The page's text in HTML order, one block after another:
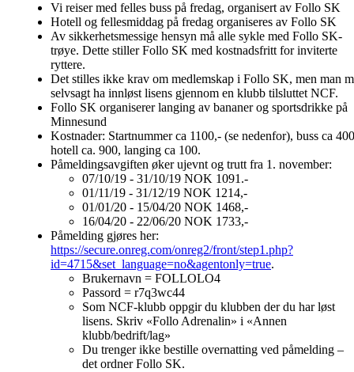
Vi reiser med felles buss på fredag, organisert av Follo SK
Hotell og fellesmiddag på fredag organiseres av Follo SK
Av sikkerhetsmessige hensyn må alle sykle med Follo SK-
trøye. Dette stiller Follo SK med kostnadsfritt for inviterte
ryttere.
Det stilles ikke krav om medlemskap i Follo SK, men man
selvsagt ha innløst lisens gjennom en klubb tilsluttet NCF.
Follo SK organiserer langing av bananer og sportsdrikke på
Minnesund
Kostnader: Startnummer ca 1100,- (se nedenfor), buss ca
hotell ca. 900, langing ca 100.
Påmeldingsavgiften øker ujevnt og trutt fra 1. november:
07/10/19 - 31/10/19 NOK 1091.-
01/11/19 - 31/12/19 NOK 1214,-
01/01/20 - 15/04/20 NOK 1468,-
16/04/20 - 22/06/20 NOK 1733,-
Påmelding gjøres her:
https://secure.onreg.com/onreg2/front/step1.php?
id=4715&set_language=no&agentonly=true.
Brukernavn = FOLLOLO4
Passord = r7q3wc44
Som NCF-klubb oppgir du klubben der du har løst
lisens. Skriv «Follo Adrenalin» i «Annen
klubb/bedrift/lag»
Du trenger ikke bestille overnatting ved påmelding –
det ordner Follo SK.